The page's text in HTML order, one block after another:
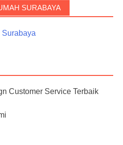
SURABAYA
Customer Service Terbaik